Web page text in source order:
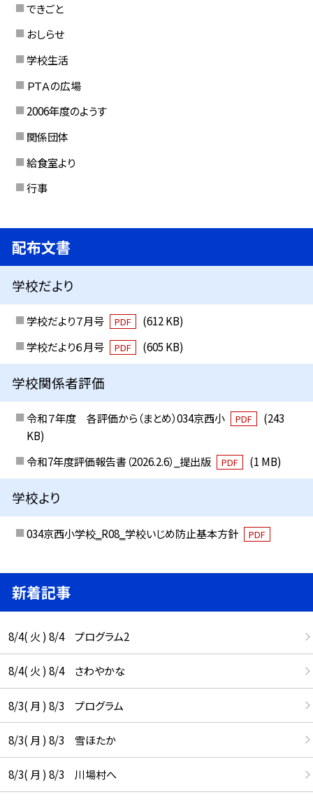
できごと
おしらせ
学校生活
ＰＴＡの広場
2006年度のようす
関係団体
給食室より
行事
配布文書
学校だより
学校だより７月号 PDF
(612 KB)
学校だより６月号
PDF (605 KB)
学校関係者評価
令和７年度 各評価から（まとめ）034京西小 PDF
(243
KB)
令和7年度評価報告書（2026.2.6）_提出版
PDF (1 MB)
学校より
034京西小学校‗R08‗学校いじめ防止基本方針 PDF
新着記事
8/4( 火 ) 8/4 プログラム2
8/4( 火 ) 8/4 さわやかな
8/3( 月 ) 8/3 プログラム
8/3( 月 ) 8/3 雪ほたか
8/3( 月 ) 8/3 川場村へ